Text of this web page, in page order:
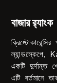
বাজার র‌্যাংক
ল্যান্ডস্কেপে,
একটি দুর্দান্ত
এটি বর্তমানে